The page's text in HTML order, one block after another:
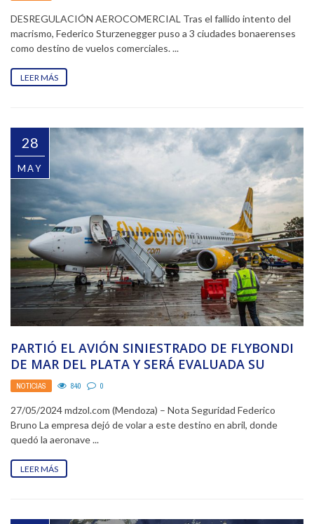
DESREGULACIÓN AEROCOMERCIAL Tras el fallido intento del
macrismo, Federico Sturzenegger puso a 3 ciudades bonaerenses
como destino de vuelos comerciales. ...
LEER MÁS
28
MAY
PARTIÓ EL AVIÓN SINIESTRADO DE FLYBONDI
DE MAR DEL PLATA Y SERÁ EVALUADA SU
CONTINUIDAD ...
NOTICIAS 840 0
27/05/2024 mdzol.com (Mendoza) – Nota Seguridad Federico
Bruno La empresa dejó de volar a este destino en abril, donde
quedó la aeronave ...
LEER MÁS